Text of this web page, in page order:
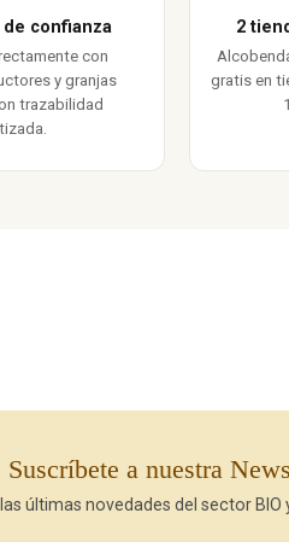
confianza
con
y granjas
trazabilidad
2
gratis en
Suscríbete a nuestra
últimas novedades del sector BIO